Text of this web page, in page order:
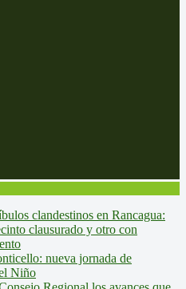
clandestinos en Rancagua:
clausurado y otro con
nueva jornada de
Niño